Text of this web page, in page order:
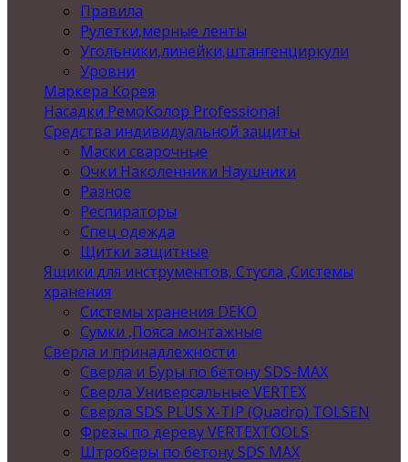
Правила
Рулетки,мерные ленты
Угольники,линейки,штангенциркули
Уровни
Маркера Корея
Насадки РемоКолор Professional
Средства индивидуальной защиты
Маски сварочные
Очки Наколенники Наушники
Разное
Респираторы
Спец одежда
Щитки защитные
Ящики для инструментов, Стусла ,Системы
хранения
Системы хранения DEKO
Сумки ,Пояса монтажные
Сверла и принадлежности
Сверла и Буры по бетону SDS-MAX
Сверла Универсальные VERTEX
Сверла SDS PLUS X-TIP (Quadro) TOLSEN
Фрезы по дереву VERTEXTOOLS
Штроберы по бетону SDS MAX